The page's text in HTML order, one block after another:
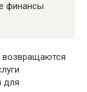
финансы
возвращаются
для